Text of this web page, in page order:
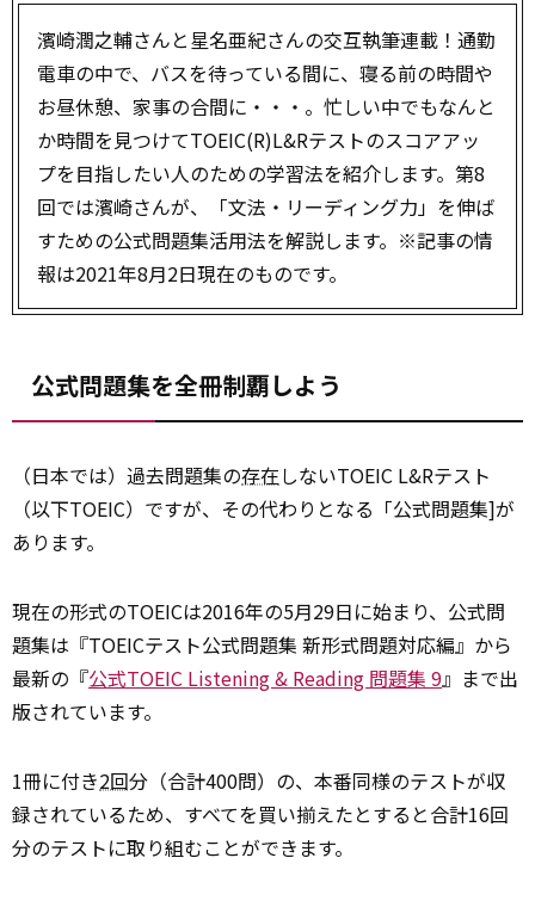
濱崎潤之輔さんと星名亜紀さんの交互執筆連載！通勤
電車の中で、バスを待っている間に、寝る前の時間や
お昼休憩、家事の合間に・・・。忙しい中でもなんと
か時間を見つけてTOEIC(R)L&Rテストのスコアアッ
プを目指したい人のための学習法を紹介します。第8
回では濱崎さんが、「文法・リーディング力」を伸ば
すための公式問題集活用法を解説します。※記事の情
報は2021年8月2日現在のものです。
公式問題集を全冊制覇しよう
（日本では）過去問題集の存在しないTOEIC L&Rテスト
（以下TOEIC）ですが、その代わりとなる「公式問題集]が
あります。
現在の形式のTOEICは2016年の5月29日に始まり、公式問
題集は『TOEICテスト公式問題集 新形式問題対応編』から
最新の『公式TOEIC Listening & Reading 問題集 9』まで出
版されています。
1冊に付き2回分（合計400問）の、本番同様のテストが収
録されているため、すべてを買い揃えたとすると合計16回
分のテストに取り組むことができます。